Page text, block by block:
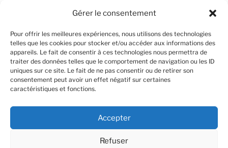
Gérer le consentement
Pour offrir les meilleures expériences, nous utilisons des technologies
telles que les cookies pour stocker et/ou accéder aux informations des
appareils. Le fait de consentir à ces technologies nous permettra de
traiter des données telles que le comportement de navigation ou les ID
uniques sur ce site. Le fait de ne pas consentir ou de retirer son
consentement peut avoir un effet négatif sur certaines
caractéristiques et fonctions.
Accepter
Refuser
orne le plafond du Salon de musique. © FSP/OLG
RECHERCHER
Recherche
pour
:
InstagramContact